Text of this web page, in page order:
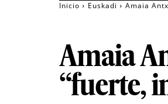
Inicio Euskadi Amaia
Amaia
“fuerte,